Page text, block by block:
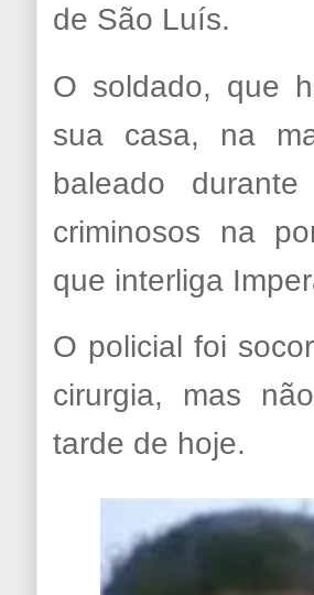
de São Luís.
O soldado, que
sua casa, na
baleado
criminosos na
que interliga
O policial foi
cirurgia, mas
tarde de hoje.